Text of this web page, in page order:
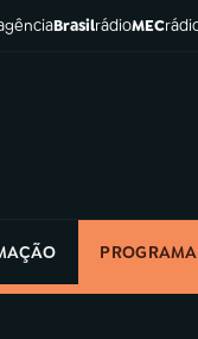
BrasilrádioMEC